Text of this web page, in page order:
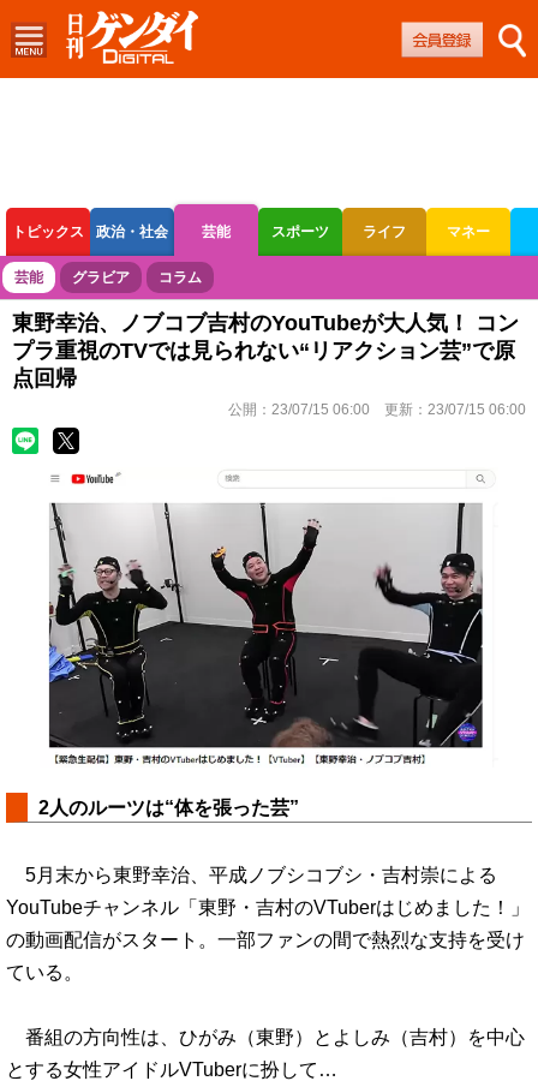
トピックス 政治・社会 芸能 スポーツ ライフ マネー
ボートレース 競輪 オートレース
芸能 グラビア コラム
東野幸治、ノブコブ吉村のYouTubeが大人気！ コン
プラ重視のTVでは見られない“リアクション芸”で原
点回帰
公開： 23/07/15 06:00 更新： 23/07/15 06:00
2人のルーツは“体を張った芸”
5月末から東野幸治、平成ノブシコブシ・吉村崇による
YouTubeチャンネル「東野・吉村のVTuberはじめました！」
の動画配信がスタート。一部ファンの間で熱烈な支持を受け
ている。
番組の方向性は、ひがみ（東野）とよしみ（吉村）を中心
とする女性アイドルVTuberに扮して…